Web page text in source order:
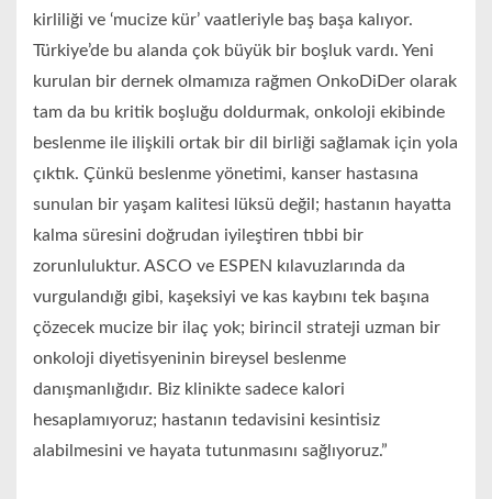
kirliliği ve ‘mucize kür’ vaatleriyle baş başa kalıyor.
Türkiye’de bu alanda çok büyük bir boşluk vardı. Yeni
kurulan bir dernek olmamıza rağmen OnkoDiDer olarak
tam da bu kritik boşluğu doldurmak, onkoloji ekibinde
beslenme ile ilişkili ortak bir dil birliği sağlamak için yola
çıktık. Çünkü beslenme yönetimi, kanser hastasına
sunulan bir yaşam kalitesi lüksü değil; hastanın hayatta
kalma süresini doğrudan iyileştiren tıbbi bir
zorunluluktur. ASCO ve ESPEN kılavuzlarında da
vurgulandığı gibi, kaşeksiyi ve kas kaybını tek başına
çözecek mucize bir ilaç yok; birincil strateji uzman bir
onkoloji diyetisyeninin bireysel beslenme
danışmanlığıdır. Biz klinikte sadece kalori
hesaplamıyoruz; hastanın tedavisini kesintisiz
alabilmesini ve hayata tutunmasını sağlıyoruz.”